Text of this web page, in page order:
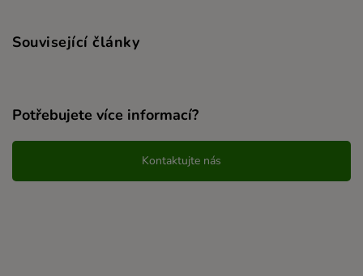
Související články
Potřebujete více informací?
Kontaktujte nás